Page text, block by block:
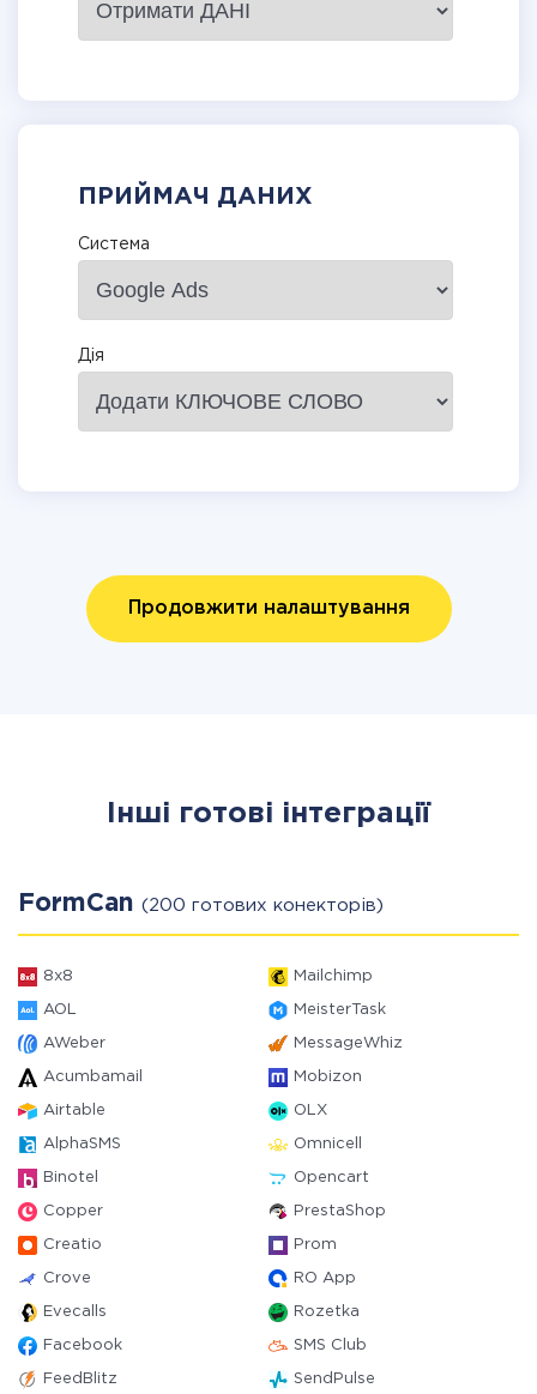
ПРИЙМАЧ ДАНИХ
Система
Дія
Продовжити налаштування
Інші готові інтеграції
FormCan (200 готових конекторів)
8x8 Mailchimp
AOL MeisterTask
AWeber MessageWhiz
Acumbamail Mobizon
Airtable OLX
AlphaSMS Omnicell
Binotel Opencart
Copper PrestaShop
Creatio Prom
Crove RO App
Evecalls Rozetka
Facebook SMS Club
FeedBlitz SendPulse